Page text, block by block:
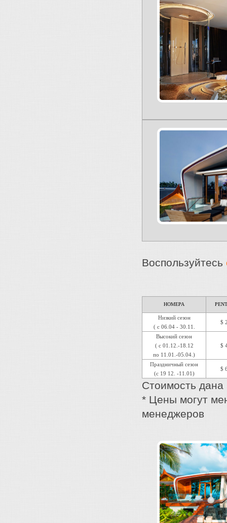
Воспользуйтесь
НОМЕРА
Низкий сезон
( с 06.04 - 30.11.
$
Высокий сезон
( с 01.12.-18.12
по 11.01.-05.04.)
$
Праздничный сезон
(с 19 12. -11.01)
$
Стоимость
* Цены могут
менеджеров